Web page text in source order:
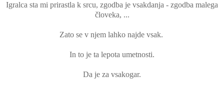
Igralca sta mi prirastla k srcu, zgodba je vsakdanja - zgodba malega
človeka, ...
Zato se v njem lahko najde vsak.
In to je ta lepota umetnosti.
Da je za vsakogar.